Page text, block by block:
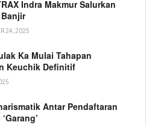
Indra Makmur Salurkan
24, 2025
Ka Mulai Tahapan
Keuchik Definitif
Antar Pendaftaran